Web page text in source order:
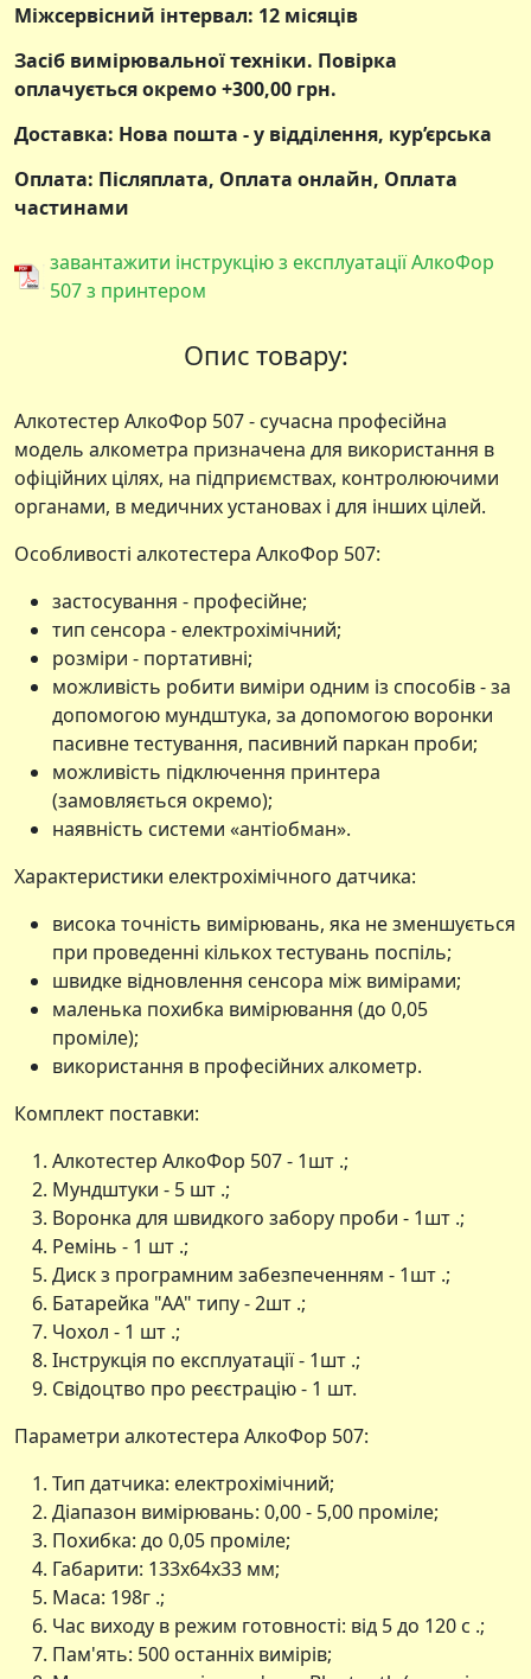
Міжсервісний інтервал: 12 місяців
Засіб вимірювальної техніки. Повірка
оплачується окремо +300,00 грн.
Доставка: Нова пошта - у відділення, кур’єрська
Оплата: Післяплата, Оплата онлайн, Оплата
частинами
завантажити інструкцію з експлуатації АлкоФор
507 з принтером
Опис товару:
Алкотестер АлкоФор 507 - сучасна професійна
модель алкометра призначена для використання в
офіційних цілях, на підприємствах, контролюючими
органами, в медичних установах і для інших цілей.
Особливості алкотестера АлкоФор 507:
застосування - професійне;
тип сенсора - електрохімічний;
розміри - портативні;
можливість робити виміри одним із способів - за
допомогою мундштука, за допомогою воронки
пасивне тестування, пасивний паркан проби;
можливість підключення принтера
(замовляється окремо);
наявність системи «антіобман».
Характеристики електрохімічного датчика:
висока точність вимірювань, яка не зменшується
при проведенні кількох тестувань поспіль;
швидке відновлення сенсора між вимірами;
маленька похибка вимірювання (до 0,05
проміле);
використання в професійних алкометр.
Комплект поставки:
Алкотестер АлкоФор 507 - 1шт .;
Мундштуки - 5 шт .;
Воронка для швидкого забору проби - 1шт .;
Ремінь - 1 шт .;
Диск з програмним забезпеченням - 1шт .;
Батарейка "АА" типу - 2шт .;
Чохол - 1 шт .;
Інструкція по експлуатації - 1шт .;
Свідоцтво про реєстрацію - 1 шт.
Параметри алкотестера АлкоФор 507:
Тип датчика: електрохімічний;
Діапазон вимірювань: 0,00 - 5,00 проміле;
Похибка: до 0,05 проміле;
Габарити: 133х64х33 мм;
Маса: 198г .;
Час виходу в режим готовності: від 5 до 120 с .;
Пам'ять: 500 останніх вимірів;